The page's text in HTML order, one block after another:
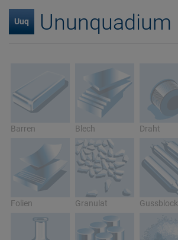
Uuq Ununquadium
Barren Blech Draht
Folien Granulat Gussblock